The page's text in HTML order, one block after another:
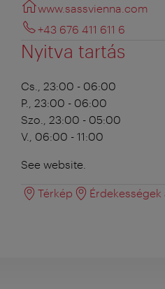
www.sassvienna.com
+43 676 411 611 6
Nyitva tartás
Cs., 23:00 - 06:00
P., 23:00 - 06:00
Szo., 23:00 - 05:00
V., 06:00 - 11:00
See website.
Térkép